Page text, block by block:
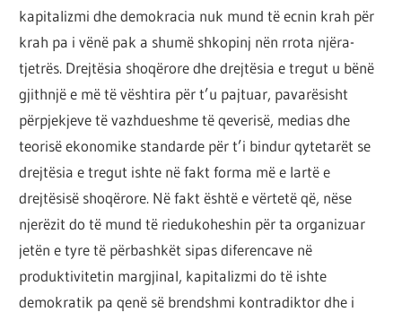
kapitalizmi dhe demokracia nuk mund të ecnin krah për
krah pa i vënë pak a shumë shkopinj nën rrota njëra-
tjetrës. Drejtësia shoqërore dhe drejtësia e tregut u bënë
gjithnjë e më të vështira për t’u pajtuar, pavarësisht
përpjekjeve të vazhdueshme të qeverisë, medias dhe
teorisë ekonomike standarde për t’i bindur qytetarët se
drejtësia e tregut ishte në fakt forma më e lartë e
drejtësisë shoqërore. Në fakt është e vërtetë që, nëse
njerëzit do të mund të riedukoheshin për ta organizuar
jetën e tyre të përbashkët sipas diferencave në
produktivitetin margjinal, kapitalizmi do të ishte
demokratik pa qenë së brendshmi kontradiktor dhe i